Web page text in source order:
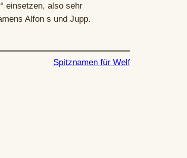
einsetzen, also sehr
Alfon s und Jupp.
Spitznamen für Welf